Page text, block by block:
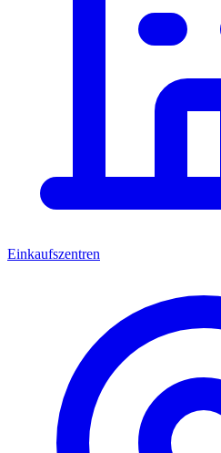
Einkaufszentren